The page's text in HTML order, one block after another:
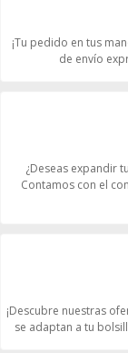
¡Tu pedido en tus
de envío
¿Deseas expandir
Contamos con el
¡Descubre nuestras
se adaptan a tu